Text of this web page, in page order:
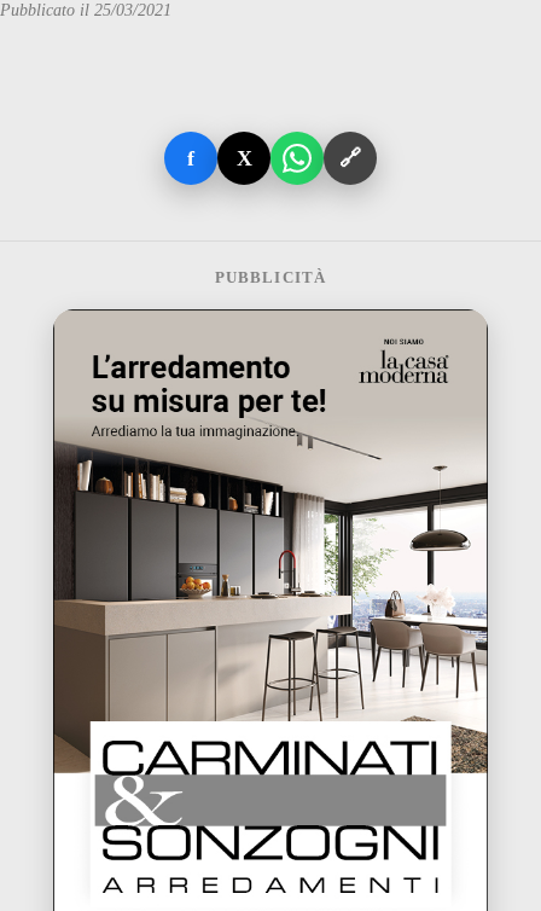
Pubblicato il 25/03/2021
f X 🔗
PUBBLICITÀ